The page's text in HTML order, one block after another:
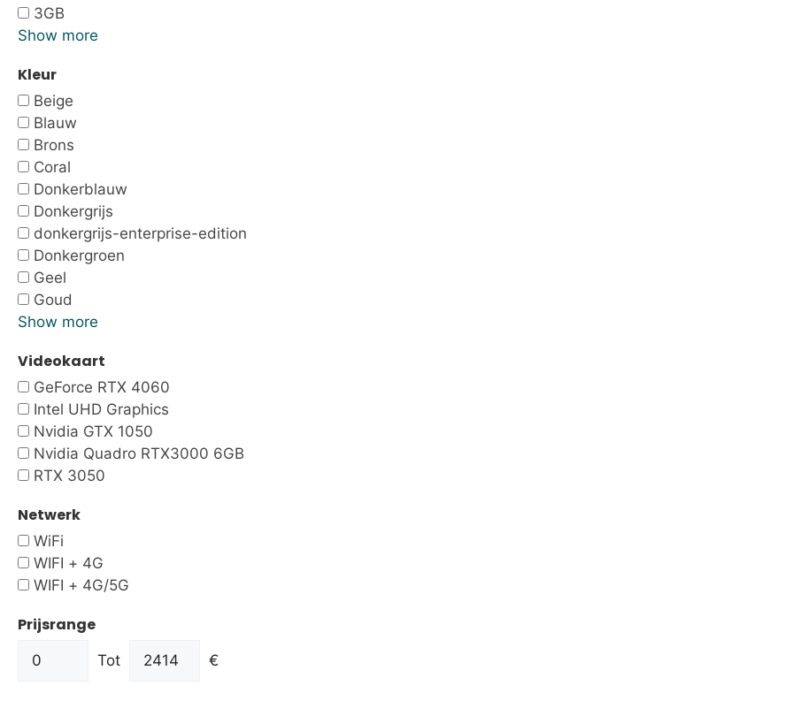
3GB
Show more
Kleur
Beige
Blauw
Brons
Coral
Donkerblauw
Donkergrijs
donkergrijs-enterprise-edition
Donkergroen
Geel
Goud
Show more
Videokaart
GeForce RTX 4060
Intel UHD Graphics
Nvidia GTX 1050
Nvidia Quadro RTX3000 6GB
RTX 3050
Netwerk
WiFi
WIFI + 4G
WIFI + 4G/5G
Prijsrange
Tot €